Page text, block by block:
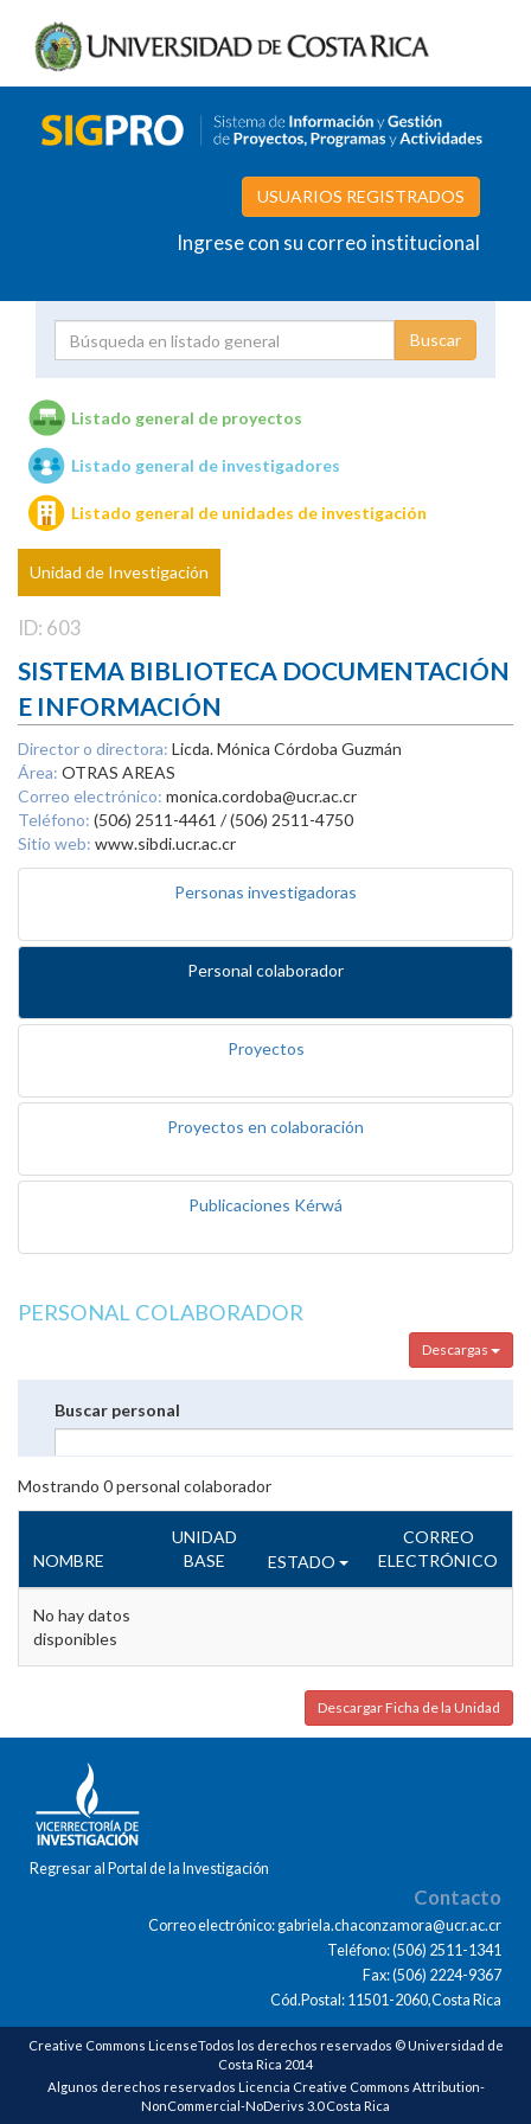
USUARIOS REGISTRADOS
Ingrese con su correo institucional
Unidades de investigación
Listado general de proyectos
Listado general de investigadores
Listado general de unidades de investigación
Unidad de Investigación
ID: 603
SISTEMA BIBLIOTECA DOCUMENTACIÓN
E INFORMACIÓN
Director o directora: Licda. Mónica Córdoba Guzmán
Área: OTRAS AREAS
Correo electrónico: monica.cordoba@ucr.ac.cr
Teléfono: (506) 2511-4461 / (506) 2511-4750
Sitio web: www.sibdi.ucr.ac.cr
Personas investigadoras
Personal colaborador
Proyectos
Proyectos en colaboración
Publicaciones Kérwá
PERSONAL COLABORADOR
Descargas
Buscar personal
Mostrando 0personal colaborador
NOMBRE
UNIDAD
BASE
ESTADO
CORREO
ELECTRÓNICO
No hay datos
disponibles
Descargar Ficha de la Unidad
Regresar al Portal de la Investigación
Contacto
Correo electrónico: gabriela.chaconzamora@ucr.ac.cr
Teléfono: (506) 2511-1341
Fax: (506) 2224-9367
Cód.Postal: 11501-2060,Costa Rica
Creative Commons LicenseTodos los derechos reservados © Universidad de
Costa Rica 2014
Algunos derechos reservados Licencia Creative Commons Attribution-
NonCommercial-NoDerivs 3.0 Costa Rica